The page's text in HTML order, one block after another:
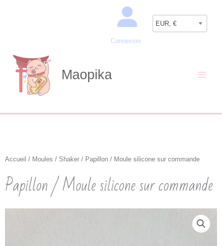
Connexion
EUR, €
Maopika
Accueil / Moules / Shaker / Papillon / Moule silicone sur commande
Papillon / Moule silicone sur commande
Recherche